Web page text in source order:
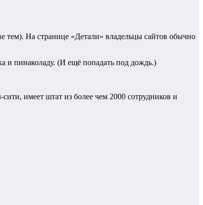
тем). На странице «Детали» владельцы сайтов обычно
пинаколаду. (И ещё попадать под дождь.)
имеет штат из более чем 2000 сотрудников и